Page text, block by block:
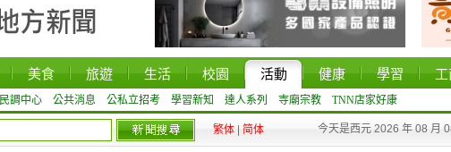
美食 旅遊 生活 校園 活動 健康 學習 工
民調中心 公共消息 公私立招考 學習新知 達人系列 寺廟宗教 TNN店家好康
繁体 简体 今天是西元 2026 年 08 月